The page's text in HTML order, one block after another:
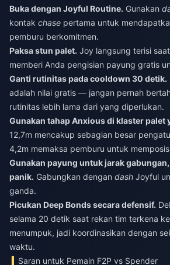
Buka dengan Joyful Routine. Gunakan
kontak chase pertama untuk
pemburu berkomitmen.
Paksa stun palet. Joy langsung terisi saat
memberi Anda pengisian payung gratis
Ganti rutinitas pada cooldown 30 detik.
adalah nilai gratis — jangan pernah
rutinitas lebih lama dari yang diperlukan.
Gunakan tahap Anxious di klaster palet
12,7m mencakup sebagian besar
4,2m memaksa pemburu untuk
Gunakan payung untuk jarak
panik. Gabungkan dengan dash Joyful
ganda.
Picukan Deep Bonds secara defensif.
selama 20 detik saat rekan tim terkena
menumpuk, jadi koordinasikan dengan
waktu.
Saran untuk Pemain F2P vs Spender